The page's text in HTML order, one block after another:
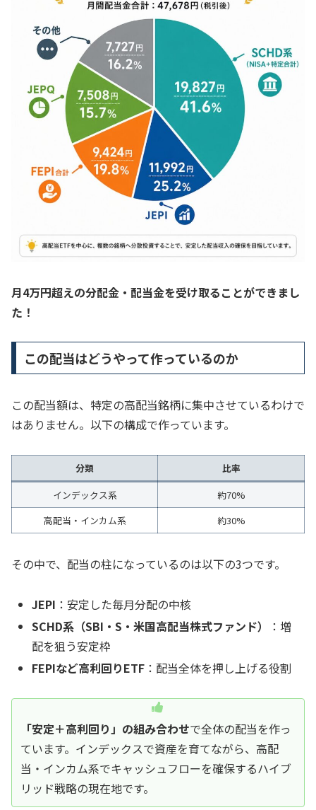
月4万円超えの分配金・配当金を受け取ることができまし
た！
この配当はどうやって作っているのか
この配当額は、特定の高配当銘柄に集中させているわけで
はありません。以下の構成で作っています。
分類
比率
インデックス系
約70%
高配当・インカム系
約30%
その中で、配当の柱になっているのは以下の3つです。
JEPI ：安定した毎月分配の中核
SCHD系（SBI・S・米国高配当株式ファンド）
：増
配を狙う安定枠
FEPIなど高利回りETF ：配当全体を押し上げる役割
「安定＋高利回り」の組み合わせで全体の配当を作っ
ています。インデックスで資産を育てながら、高配
当・インカム系でキャッシュフローを確保するハイブ
リッド戦略の現在地です。